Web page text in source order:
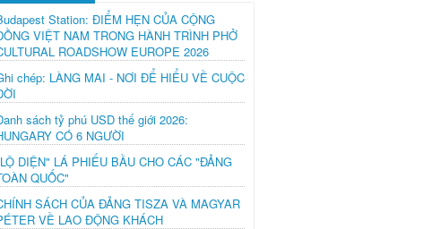
Station: ĐIỂM HẸN CỦA CỘNG
VIỆT NAM TRONG HÀNH TRÌNH PHỞ
ROADSHOW EUROPE 2026
chép: LÀNG MAI - NƠI ĐỂ HIỂU VỀ CUỘC
sách tỷ phú USD thế giới 2026:
CÓ 6 NGƯỜI
DIỆN" LÁ PHIẾU BẦU CHO CÁC "ĐẢNG
QUỐC"
SÁCH CỦA ĐẢNG TISZA VÀ MAGYAR
VỀ LAO ĐỘNG KHÁCH